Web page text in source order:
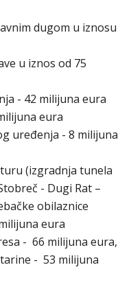
dugom u iznosu
u iznos od 75
- 42 milijuna eura
eura
uređenja - 8 milijuna
(izgradnja tunela
- Dugi Rat –
obilaznice
eura
- 66 milijuna eura,
- 53 milijuna